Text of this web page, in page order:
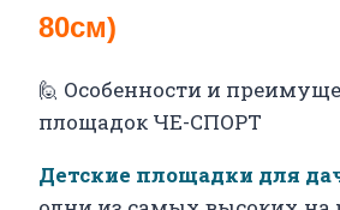
80см)
🙋 Особенности и
площадок ЧЕ-СПОРТ
Детские площадки для